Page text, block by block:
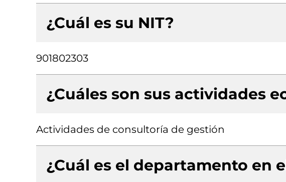
¿Cuál es su NIT?
901802303
¿Cuáles son sus actividades
Actividades de consultoría de gestión
¿Cuál es el departamento en